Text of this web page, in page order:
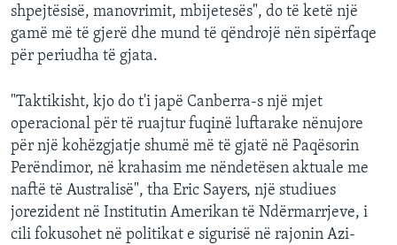
shpejtësisë, manovrimit, mbijetesës", do të ketë një
gamë më të gjerë dhe mund të qëndrojë nën sipërfaqe
për periudha të gjata.
"Taktikisht, kjo do t'i japë Canberra-s një mjet
operacional për të ruajtur fuqinë luftarake nënujore
për një kohëzgjatje shumë më të gjatë në Paqësorin
Perëndimor, në krahasim me nëndetësen aktuale me
naftë të Australisë", tha Eric Sayers, një studiues
jorezident në Institutin Amerikan të Ndërmarrjeve, i
cili fokusohet në politikat e sigurisë në rajonin Azi-